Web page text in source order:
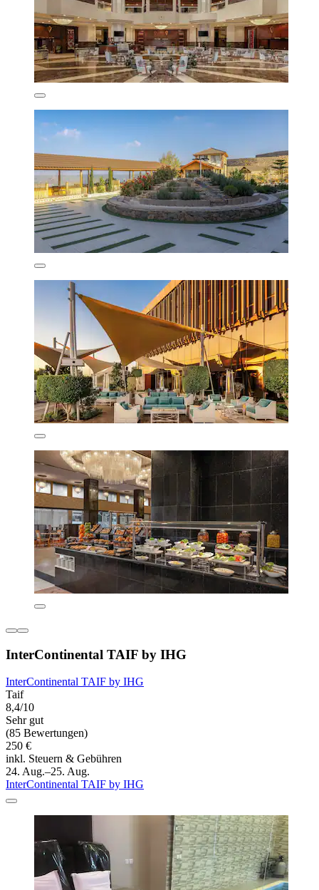
InterContinental TAIF by IHG
InterContinental TAIF by IHG
Taif
8,4/10
Sehr gut
(85 Bewertungen)
250 €
inkl. Steuern & Gebühren
24. Aug.–25. Aug.
InterContinental TAIF by IHG